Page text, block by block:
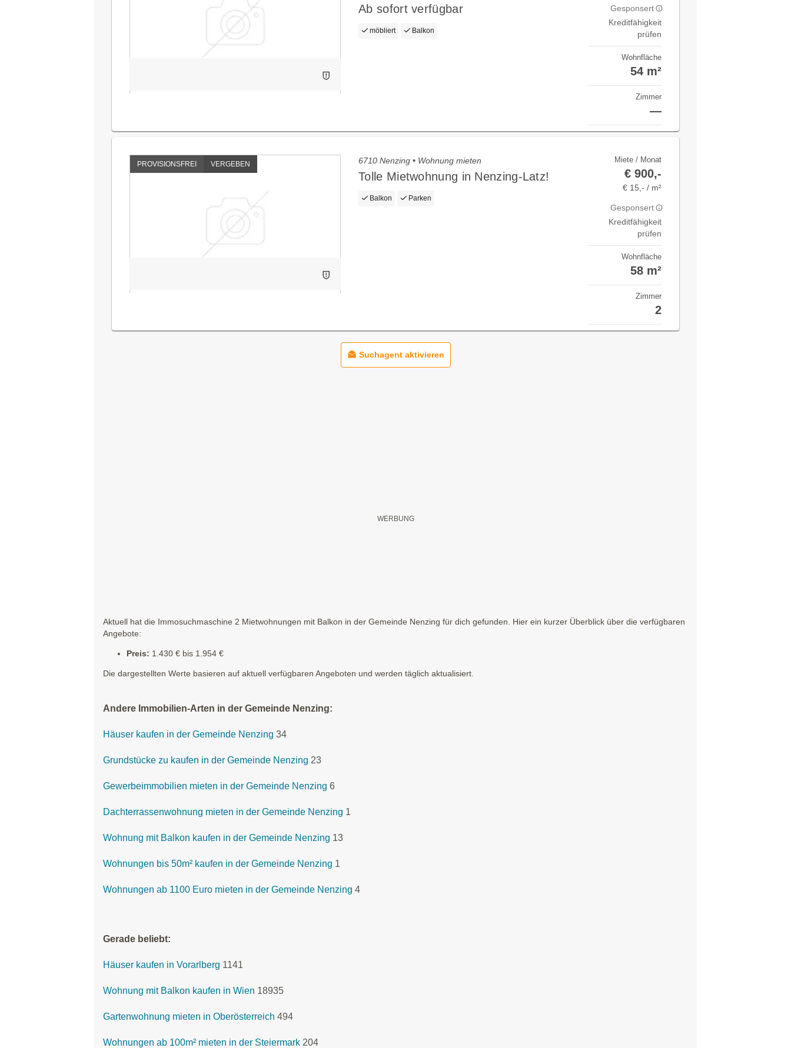
Ab sofort verfügbar
möbliert Balkon
Gesponsert
Kreditfähigkeit
prüfen
Wohnfläche
54 m²
Zimmer
—
PROVISIONSFREI VERGEBEN 6710 Nenzing • Wohnung mieten
Tolle Mietwohnung in Nenzing-Latz!
Balkon Parken
Miete / Monat
€ 900,-
€ 15,- / m²
Gesponsert
Kreditfähigkeit
prüfen
Wohnfläche
58 m²
Zimmer
2
Suchagent aktivieren
Aktuell hat die Immosuchmaschine 2 Mietwohnungen mit Balkon in der Gemeinde Nenzing für dich gefunden. Hier ein kurzer Überblick über die verfügbaren
Angebote:
Preis: 1.430 € bis 1.954 €
Die dargestellten Werte basieren auf aktuell verfügbaren Angeboten und werden täglich aktualisiert.
Andere Immobilien-Arten in der Gemeinde Nenzing:
Häuser kaufen in der Gemeinde Nenzing 34
Grundstücke zu kaufen in der Gemeinde Nenzing 23
Gewerbeimmobilien mieten in der Gemeinde Nenzing 6
Dachterrassenwohnung mieten in der Gemeinde Nenzing 1
Wohnung mit Balkon kaufen in der Gemeinde Nenzing 13
Wohnungen bis 50m² kaufen in der Gemeinde Nenzing 1
Wohnungen ab 1100 Euro mieten in der Gemeinde Nenzing 4
Gerade beliebt:
Häuser kaufen in Vorarlberg 1141
Wohnung mit Balkon kaufen in Wien 18935
Gartenwohnung mieten in Oberösterreich 494
Wohnungen ab 100m² mieten in der Steiermark 204